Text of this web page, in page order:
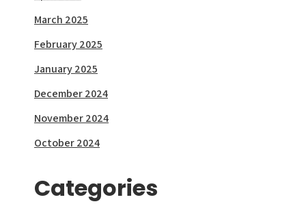
March 2025
February 2025
January 2025
December 2024
November 2024
October 2024
Categories